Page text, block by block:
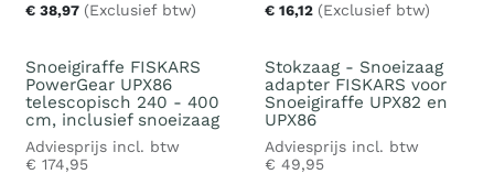
€ 38,97 (Exclusief btw) € 16,12 (Exclusief btw)
Snoeigiraffe FISKARS
PowerGear UPX86
telescopisch 240 - 400
cm, inclusief snoeizaag
Adviesprijs incl. btw
€ 174,95
Stokzaag - Snoeizaag
adapter FISKARS voor
Snoeigiraffe UPX82 en
UPX86
Adviesprijs incl. btw
€ 49,95